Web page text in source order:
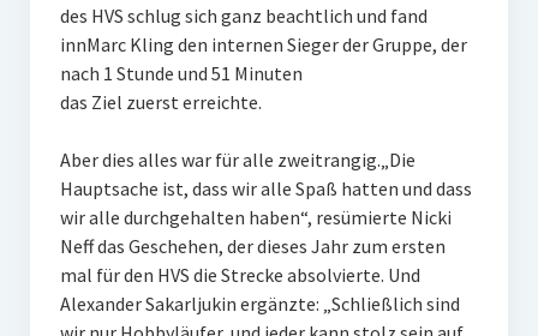
Galerie
Jugend Sponsoring
des HVS schlug sich ganz beachtlich und fand
innMarc Kling den internen Sieger der Gruppe, der
nach 1 Stunde und 51 Minuten
das Ziel zuerst erreichte.
Aber dies alles war für alle zweitrangig.„Die
Hauptsache ist, dass wir alle Spaß hatten und dass
wir alle durchgehalten haben“, resümierte Nicki
Neff das Geschehen, der dieses Jahr zum ersten
mal für den HVS die Strecke absolvierte. Und
Alexander Sakarljukin ergänzte: „Schließlich sind